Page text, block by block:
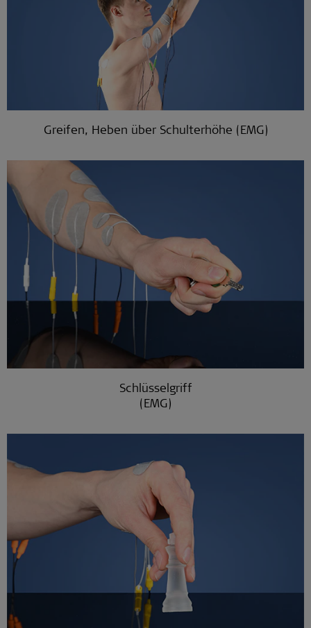
Greifen, Heben über Schulterhöhe (EMG)
Schlüsselgriff
(EMG)